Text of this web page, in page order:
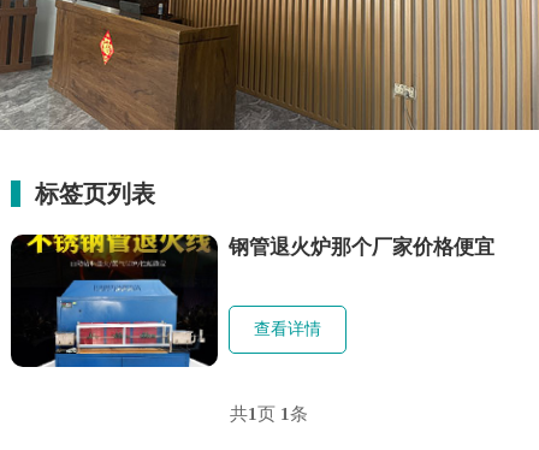
标签页列表
钢管退火炉那个厂家价格便宜
查看详情
共1页 1条